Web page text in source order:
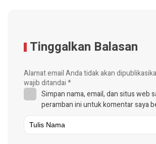
Tinggalkan Balasan
Alamat email Anda tidak akan
wajib ditandai*
Simpan nama, email, dan situs web
peramban ini untuk komentar saya